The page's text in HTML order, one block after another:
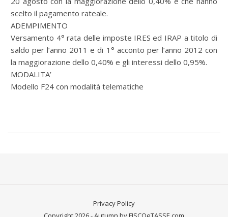
scelto il pagamento rateale.
ADEMPIMENTO
Versamento 4° rata delle imposte IRES ed IRAP a titolo di
saldo per l’anno 2011 e di 1° acconto per l’anno 2012 con
la maggiorazione dello 0,40% e gli interessi dello 0,95%.
MODALITA’
Modello F24 con modalità telematiche
Privacy Policy